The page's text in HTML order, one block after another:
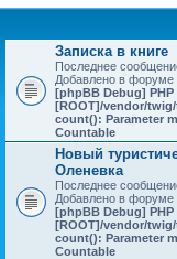
Записка в книге
Последнее
Добавлено в форуме
[phpBB Debug] PHP
[ROOT]/vendor/
count(): Parameter
Countable
Новый
Оленевка
Последнее
Добавлено в форуме
[phpBB Debug] PHP
[ROOT]/vendor/
count(): Parameter
Countable